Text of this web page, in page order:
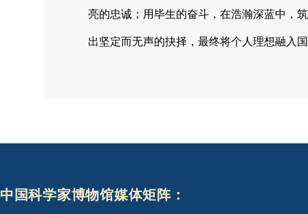
亮的忠诚；用毕生的奋斗，在浩瀚深蓝中，
出坚定而无声的抉择，最终将个人理想融入
中国科学家博物馆媒体矩阵：